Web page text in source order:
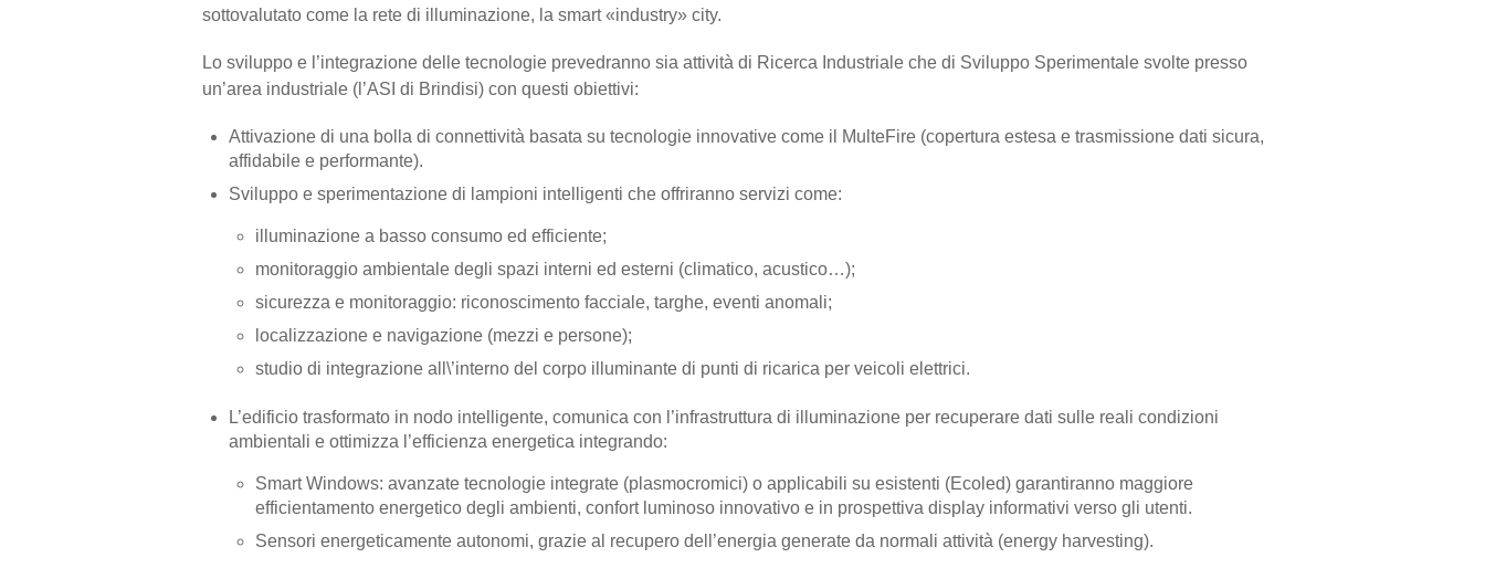
sottovalutato come la rete di illuminazione, la smart «industry» city.
Lo sviluppo e l’integrazione delle tecnologie prevedranno sia attività di Ricerca Industriale che di Sviluppo Sperimentale svolte presso
un’area industriale (l’ASI di Brindisi) con questi obiettivi:
Attivazione di una bolla di connettività basata su tecnologie innovative come il MulteFire (copertura estesa e trasmissione dati sicura,
affidabile e performante).
Sviluppo e sperimentazione di lampioni intelligenti che offriranno servizi come:
illuminazione a basso consumo ed efficiente;
monitoraggio ambientale degli spazi interni ed esterni (climatico, acustico…);
sicurezza e monitoraggio: riconoscimento facciale, targhe, eventi anomali;
localizzazione e navigazione (mezzi e persone);
studio di integrazione all\’interno del corpo illuminante di punti di ricarica per veicoli elettrici.
L’edificio trasformato in nodo intelligente, comunica con l’infrastruttura di illuminazione per recuperare dati sulle reali condizioni
ambientali e ottimizza l’efficienza energetica integrando:
Smart Windows: avanzate tecnologie integrate (plasmocromici) o applicabili su esistenti (Ecoled) garantiranno maggiore
efficientamento energetico degli ambienti, confort luminoso innovativo e in prospettiva display informativi verso gli utenti.
Sensori energeticamente autonomi, grazie al recupero dell’energia generate da normali attività (energy harvesting).